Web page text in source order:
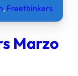
, Freethinkers
Marzo